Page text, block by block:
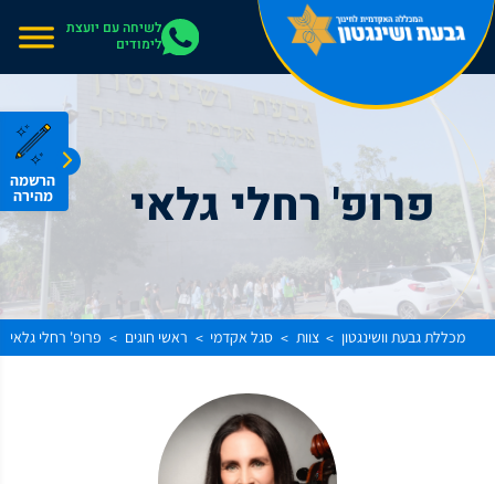
אתר בהרצה
הרשמה
מהירה
לשיחה עם יועצת
לימודים
מכללת גבעת וושינגטון > צוות > סגל אקדמי > ראשי חוגים > פרופ' רחלי גלאי
פרופ' רחלי גלאי